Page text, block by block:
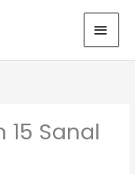
15 Sanal